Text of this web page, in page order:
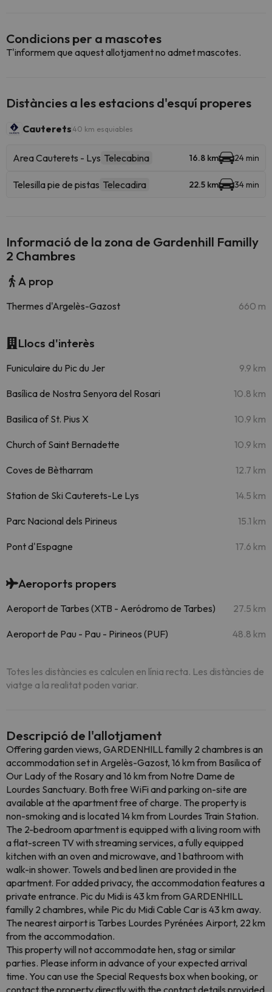
Condicions per a mascotes
T'informem que aquest allotjament no admet mascotes.
Distàncies a les estacions d'esquí properes
Cauterets 40 km esquiables
Area Cauterets - Lys Telecabina 16.8 km 24 min
Telesilla pie de pistas Telecadira 22.5 km 34 min
Informació de la zona de Gardenhill Familly
2 Chambres
A prop
Thermes d'Argelès-Gazost 660 m
Llocs d'interès
Funiculaire du Pic du Jer 9.9 km
Basílica de Nostra Senyora del Rosari 10.8 km
Basilica of St. Pius X 10.9 km
Church of Saint Bernadette 10.9 km
Coves de Bètharram 12.7 km
Station de Ski Cauterets-Le Lys 14.5 km
Parc Nacional dels Pirineus 15.1 km
Pont d'Espagne 17.6 km
Aeroports propers
Aeroport de Tarbes (XTB - Aeródromo de Tarbes) 27.5 km
Aeroport de Pau - Pau - Pirineos (PUF) 48.8 km
Totes les distàncies es calculen en línia recta. Les distàncies de
viatge a la realitat poden variar.
Descripció de l'allotjament
Offering garden views, GARDENHILL familly 2 chambres is an
accommodation set in Argelès-Gazost, 16 km from Basilica of
Our Lady of the Rosary and 16 km from Notre Dame de
Lourdes Sanctuary. Both free WiFi and parking on-site are
available at the apartment free of charge. The property is
non-smoking and is located 14 km from Lourdes Train Station.
The 2-bedroom apartment is equipped with a living room with
a flat-screen TV with streaming services, a fully equipped
kitchen with an oven and microwave, and 1 bathroom with
walk-in shower. Towels and bed linen are provided in the
apartment. For added privacy, the accommodation features a
private entrance. Pic du Midi is 43 km from GARDENHILL
familly 2 chambres, while Pic du Midi Cable Car is 43 km away.
The nearest airport is Tarbes Lourdes Pyrénées Airport, 22 km
from the accommodation.
This property will not accommodate hen, stag or similar
parties. Please inform in advance of your expected arrival
time. You can use the Special Requests box when booking, or
contact the property directly with the contact details provided